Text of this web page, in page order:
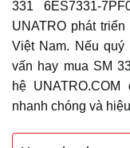
331 6ES7331-
UNATRO phát
Việt Nam. Nếu
vấn hay mua SM
hệ
nhanh chóng và